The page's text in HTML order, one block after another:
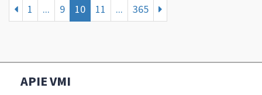
1 ... 9 10 11 ... 365
APIE VMI